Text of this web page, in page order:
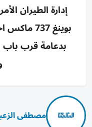
بوينغ
بدعامة قرب باب
مصطفى